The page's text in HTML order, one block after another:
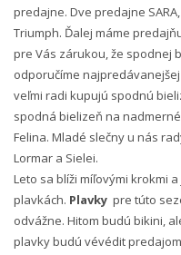
predajne. Dve predajne
Triumph. Ďalej máme
pre Vás zárukou, že spodnej
odporučíme
veľmi radi kupujú spodnú
spodná bielizeň na
Felina. Mladé slečny u nás
Lormar a Sielei.
Leto sa blíži míľovými krokmi
plavkách. Plavky pre túto
odvážne. Hitom budú bikini,
plavky budú vévédit